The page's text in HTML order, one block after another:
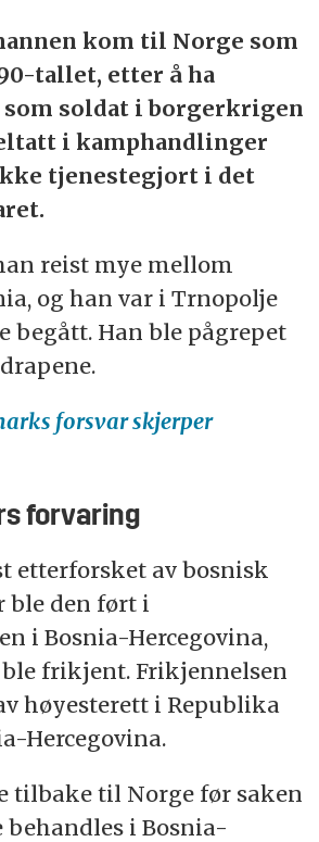
kom til Norge som
tallet, etter å ha
soldat i borgerkrigen
i kamphandlinger
tjenestegjort i det
reist mye mellom
og han var i Trnopolje
begått. Han ble pågrepet
forsvar skjerper
forvaring
etterforsket av bosnisk
ble den ført i
i Bosnia-Hercegovina,
frikjent. Frikjennelsen
høyesterett i Republika
Hercegovina.
tilbake til Norge før saken
i Bosnia-